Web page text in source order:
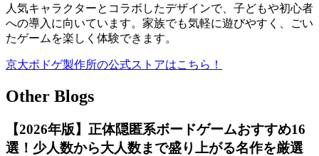
人気キャラクターとコラボしたデザインで、子どもや初心者
への導入に向いています。家族でも気軽に遊びやすく、ごい
たゲームを楽しく体験できます。
京大ボドゲ製作所の公式ストアはこちら！
Other Blogs
【2026年版】正体隠匿系ボードゲームおすすめ16
選！少人数から大人数まで盛り上がる名作を厳選